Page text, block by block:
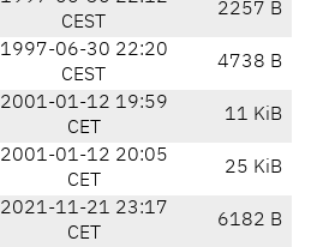
CEST
2257 B
1997-06-30 22:20
CEST
4738 B
2001-01-12 19:59
CET
11 KiB
2001-01-12 20:05
CET
25 KiB
2021-11-21 23:17
CET
6182 B